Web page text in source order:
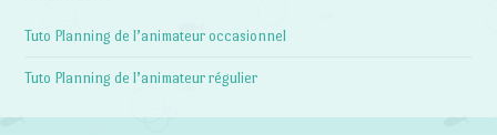
Tuto Planning de l’animateur occasionnel
Tuto Planning de l’animateur régulier